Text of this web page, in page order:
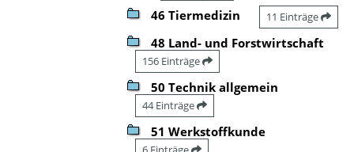
46 Tiermedizin 11 Einträge
48 Land- und Forstwirtschaft
156 Einträge
50 Technik allgemein
44 Einträge
51 Werkstoffkunde